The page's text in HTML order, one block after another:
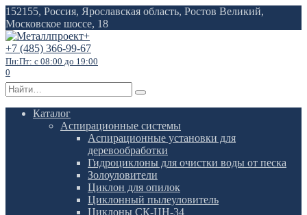
Перейти
к
содержанию
152155, Россия, Ярославская область, Ростов Великий,
Московское шоссе, 18
+7 (485) 366-99-67
Пн:Пт: с 08:00 до 19:00
0
Search
for:
Каталог
Аспирационные системы
Аспирационные установки для
деревообработки
Гидроциклоны для очистки воды от песка
Золоуловители
Циклон для опилок
Циклонный пылеуловитель
Циклоны СК-ЦН-34